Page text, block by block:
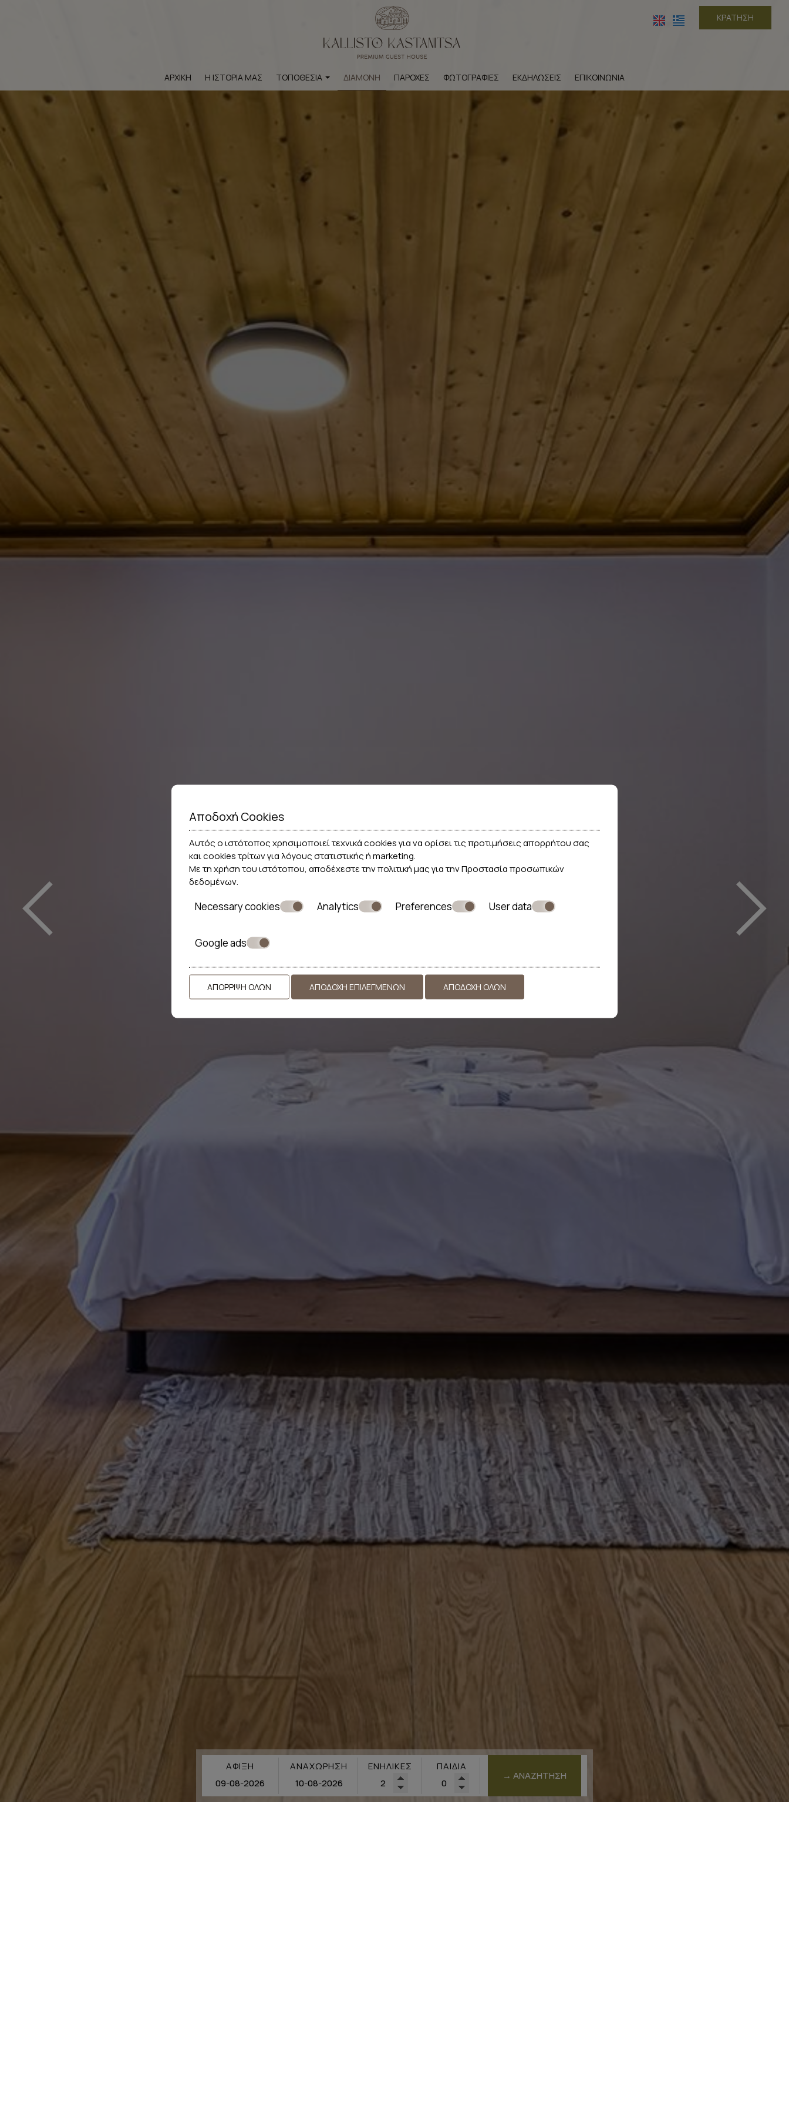
ΚΡΆΤΗΣΗ
ΑΡΧΙΚΉ Η ΙΣΤΟΡΊΑ ΜΑΣ
ΤΟΠΟΘΕΣΊΑ
Aξιοθέατα εντός οικισμού
ΔΙΑΜΟΝΉ ΠΑΡΟΧΈΣ ΦΩΤΟΓΡΑΦΊΕΣ ΕΚΔΗΛΏΣΕΙΣ ΕΠΙΚΟΙΝΩΝΊΑ
‹ ›
ΆΦΙΞΗ ΑΝΑΧΏΡΗΣΗ ΕΝΉΛΙΚΕΣ ΠΑΙΔΙΆ
→ ΑΝΑΖΉΤΗΣΗ
Αποδοχή Cookies
Αυτός ο ιστότοπος χρησιμοποιεί τεχνικά cookies για να ορίσει τις προτιμήσεις απορρήτου σας
και cookies τρίτων για λόγους στατιστικής ή marketing.
Με τη χρήση του ιστότοπου, αποδέχεστε την πολιτική μας για τηνΠροστασία προσωπικών
δεδομένων
Necessary cookies Analytics Preferences User data
Google ads
ΑΠΌΡΡΙΨΗ ΌΛΩΝ ΑΠΟΔΟΧΉ ΕΠΙΛΕΓΜΈΝΩΝ ΑΠΟΔΟΧΉ ΌΛΩΝ